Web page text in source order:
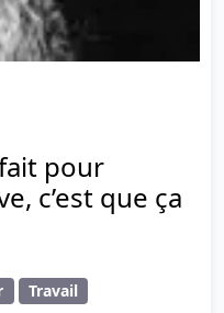
fait pour
c’est que ça
Travail